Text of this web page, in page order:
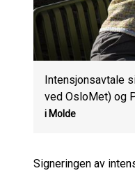
Intensjonsavtale
ved OsloMet) og
i Molde
Signeringen av